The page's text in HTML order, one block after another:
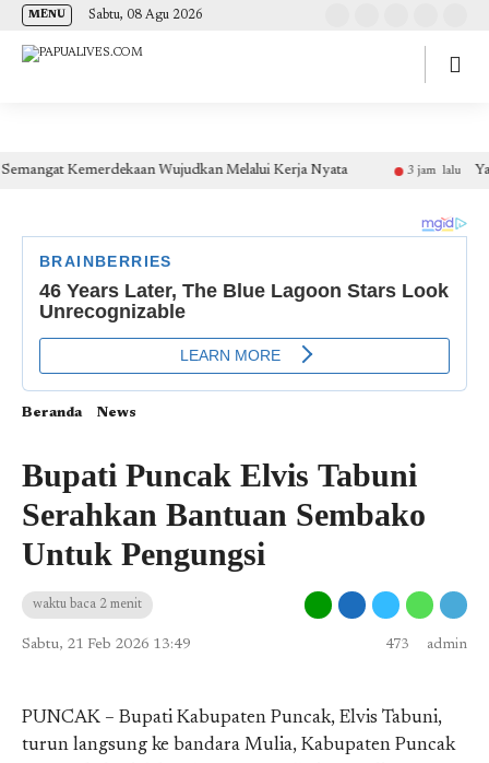
(self.SWG_BASIC = self.SWG_BASIC || []).push( basicSubscriptions => {
basicSubscriptions.init({ type: "NewsArticle", isPartOfType: ["Product"], isPartOfProductId:
MENU Sabtu, 08 Agu 2026
Kemerdekaan Wujudkan Melalui Kerja Nyata 3 jam lalu
Beranda News
Bupati Puncak Elvis Tabuni
Serahkan Bantuan Sembako
Untuk Pengungsi
waktu baca 2 menit
Sabtu, 21 Feb 2026 13:49 473 admin
PUNCAK – Bupati Kabupaten Puncak, Elvis Tabuni,
turun langsung ke bandara Mulia, Kabupaten Puncak